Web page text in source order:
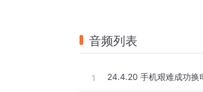
音频列表
1 24.4.20 手机艰难成功换